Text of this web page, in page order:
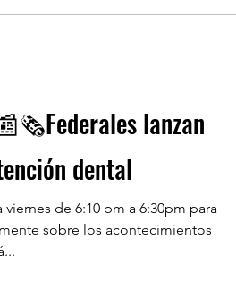
lanzan
dental
de 6:10 pm a 6:30pm para
sobre los acontecimientos